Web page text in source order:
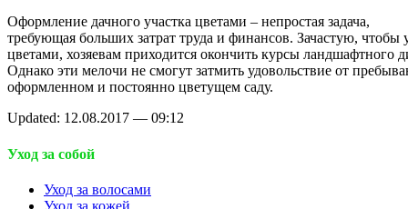
Оформление дачного участка цветами – непростая задача,
требующая больших затрат труда и финансов. Зачастую, чтобы
цветами, хозяевам приходится окончить курсы ландшафтного
Однако эти мелочи не смогут затмить удовольствие от
оформленном и постоянно цветущем саду.
Updated: 12.08.2017 — 09:12
Уход за собой
Уход за волосами
Уход за кожей